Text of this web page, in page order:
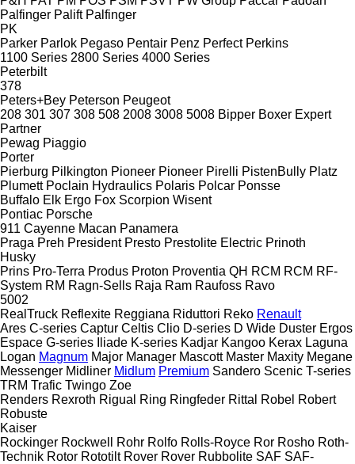
Palfinger Palift Palfinger
PK
Parker Parlok Pegaso Pentair Penz Perfect Perkins
1100 Series 2800 Series 4000 Series
Peterbilt
378
Peters+Bey Peterson Peugeot
208 301 307 308 508 2008 3008 5008 Bipper Boxer Expert
Partner
Pewag Piaggio
Porter
Pierburg Pilkington Pioneer Pioneer Pirelli PistenBully Platz
Plumett Poclain Hydraulics Polaris Polcar Ponsse
Buffalo Elk Ergo Fox Scorpion Wisent
Pontiac Porsche
911 Cayenne Macan Panamera
Praga Preh President Presto Prestolite Electric Prinoth
Husky
Prins Pro-Terra Produs Proton Proventia QH RCM RCM RF-
System RM Ragn-Sells Raja Ram Raufoss Ravo
5002
RealTruck Reflexite Reggiana Riduttori Reko Renault
Ares C-series Captur Celtis Clio D-series D Wide Duster Ergos
Espace G-series Iliade K-series Kadjar Kangoo Kerax Laguna
Logan Magnum Major Manager Mascott Master Maxity Megane
Messenger Midliner Midlum Premium Sandero Scenic T-series
TRM Trafic Twingo Zoe
Renders Rexroth Rigual Ring Ringfeder Rittal Robel Robert
Robuste
Kaiser
Rockinger Rockwell Rohr Rolfo Rolls-Royce Ror Rosho Roth-
Technik Rotor Rototilt Rover Rover Rubbolite SAF SAF-